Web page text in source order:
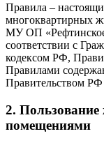
Правила –
многоквартирных
МУ ОП
соответствии с
кодексом РФ,
Правилами
Правительством
2.
помещениями